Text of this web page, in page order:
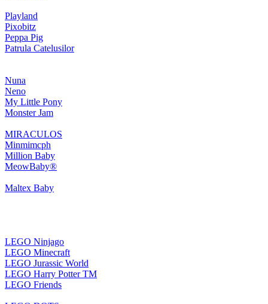
Playland
Pixobitz
Peppa Pig
Patrula Catelusilor
Nuna
Neno
My Little Pony
Monster Jam
MIRACULOS
Minmimcph
Million Baby
MeowBaby®
Maltex Baby
LEGO Ninjago
LEGO Minecraft
LEGO Jurassic World
LEGO Harry Potter TM
LEGO Friends